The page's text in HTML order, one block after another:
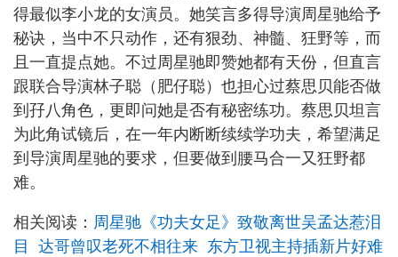
得最似李小龙的女演员。她笑言多得导演周星驰给予
秘诀，当中不只动作，还有狠劲、神髓、狂野等，而
且一直提点她。不过周星驰即赞她都有天份，但直言
跟联合导演林子聪（肥仔聪）也担心过蔡思贝能否做
到孖八角色，更即问她是否有秘密练功。蔡思贝坦言
为此角试镜后，在一年内断断续续学功夫，希望满足
到导演周星驰的要求，但要做到腰马合一又狂野都
难。
相关阅读： 周星驰《功夫女足》致敬离世吴孟达惹泪
目 达哥曾叹老死不相往来 东方卫视主持插新片好难